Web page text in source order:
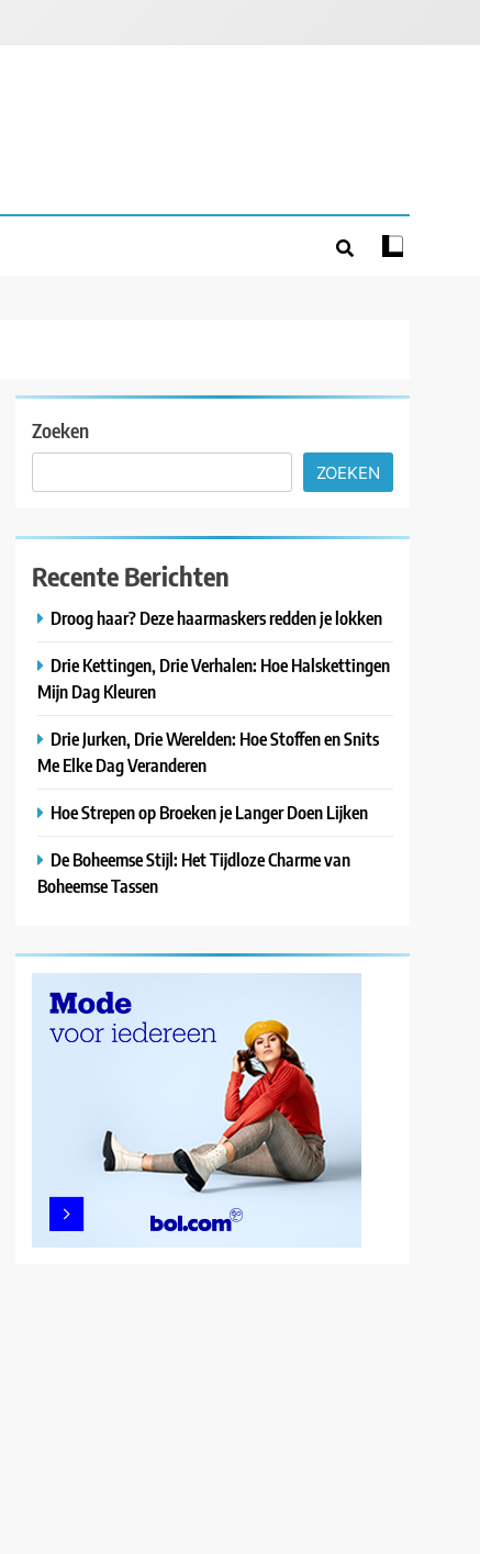
Zoeken
ZOEKEN
Recente Berichten
Droog haar? Deze haarmaskers redden je lokken
Drie Kettingen, Drie Verhalen: Hoe Halskettingen
Mijn Dag Kleuren
Drie Jurken, Drie Werelden: Hoe Stoffen en Snits
Me Elke Dag Veranderen
Hoe Strepen op Broeken je Langer Doen Lijken
De Boheemse Stijl: Het Tijdloze Charme van
Boheemse Tassen